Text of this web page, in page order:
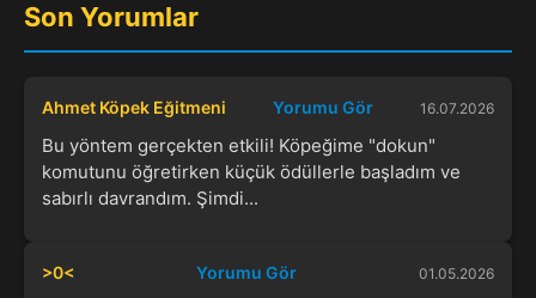
Son Yorumlar
Ahmet Köpek Eğitmeni Yorumu Gör 16.07.2026
Bu yöntem gerçekten etkili! Köpeğime "dokun"
komutunu öğretirken küçük ödüllerle başladım ve
sabırlı davrandım. Şimdi...
>0< Yorumu Gör 01.05.2026